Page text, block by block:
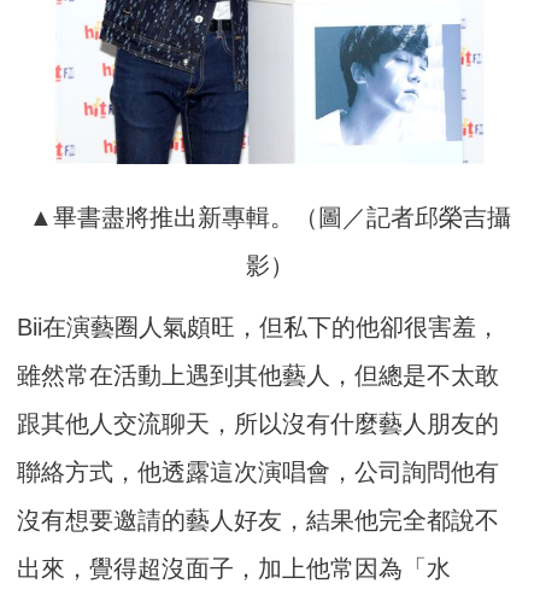
▲畢書盡將推出新專輯。（圖／記者邱榮吉攝
影）
Bii在演藝圈人氣頗旺，但私下的他卻很害羞，
雖然常在活動上遇到其他藝人，但總是不太敢
跟其他人交流聊天，所以沒有什麼藝人朋友的
聯絡方式，他透露這次演唱會，公司詢問他有
沒有想要邀請的藝人好友，結果他完全都說不
出來，覺得超沒面子，加上他常因為「水